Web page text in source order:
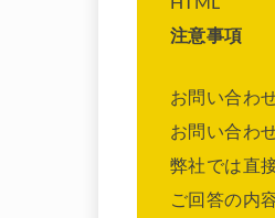
注意事項
お問い合わ
お問い合わ
弊社では直
ご回答の内